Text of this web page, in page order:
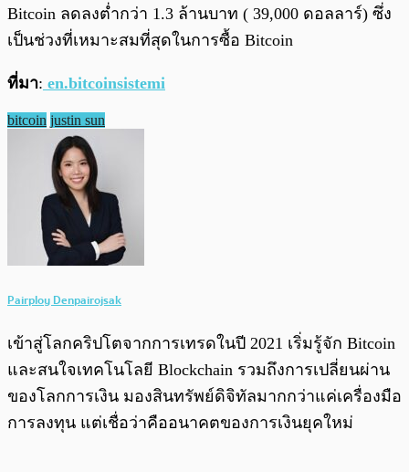
Bitcoin ลดลงต่ำกว่า 1.3 ล้านบาท ( 39,000 ดอลลาร์) ซึ่ง
เป็นช่วงที่เหมาะสมที่สุดในการซื้อ Bitcoin
ที่มา: en.bitcoinsistemi
bitcoin justin sun
Pairploy Denpairojsak
เข้าสู่โลกคริปโตจากการเทรดในปี 2021 เริ่มรู้จัก Bitcoin
และสนใจเทคโนโลยี Blockchain รวมถึงการเปลี่ยนผ่าน
ของโลกการเงิน มองสินทรัพย์ดิจิทัลมากกว่าแค่เครื่องมือ
การลงทุน แต่เชื่อว่าคืออนาคตของการเงินยุคใหม่